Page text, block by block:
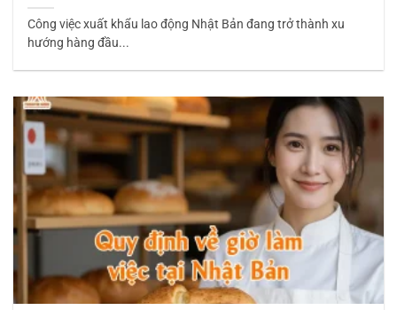
Công việc xuất khẩu lao động Nhật Bản đang trở thành xu
hướng hàng đầu...